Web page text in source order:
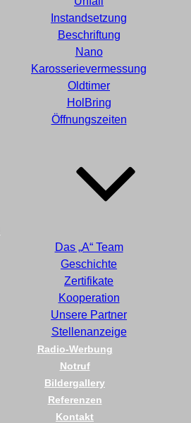
Instandsetzung
Beschriftung
Nano
Karosserievermessung
Oldtimer
HolBring
Öffnungszeiten
Das „A“ Team
Geschichte
Zertifikate
Kooperation
Unsere Partner
Stellenanzeige
Radio-Werbung
Notruf
Bildergallery
Referenzen
Kontakt